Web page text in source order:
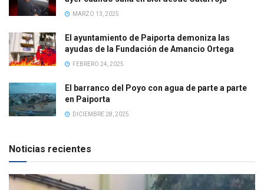
MARZO 13, 2025
El ayuntamiento de Paiporta demoniza las
ayudas de la Fundación de Amancio Ortega
FEBRERO 24, 2025
El barranco del Poyo con agua de parte a parte
en Paiporta
DICIEMBRE 28, 2025
Noticias recientes